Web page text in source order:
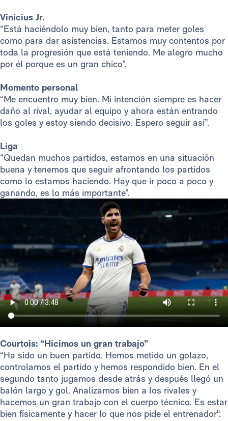
Vinicius Jr.
“Está haciéndolo muy bien, tanto para meter goles
como para dar asistencias. Estamos muy contentos por
toda la progresión que está teniendo. Me alegro mucho
por él porque es un gran chico”.
Momento personal
“Me encuentro muy bien. Mi intención siempre es hacer
daño al rival, ayudar al equipo y ahora están entrando
los goles y estoy siendo decisivo. Espero seguir así”.
Liga
“Quedan muchos partidos, estamos en una situación
buena y tenemos que seguir afrontando los partidos
como lo estamos haciendo. Hay que ir poco a poco y
ganando, es lo más importante”.
Courtois: “Hicimos un gran trabajo”
“Ha sido un buen partido. Hemos metido un golazo,
controlamos el partido y hemos respondido bien. En el
segundo tanto jugamos desde atrás y después llegó un
balón largo y gol. Analizamos bien a los rivales y
hacemos un gran trabajo con el cuerpo técnico. Es estar
bien físicamente y hacer lo que nos pide el entrenador".